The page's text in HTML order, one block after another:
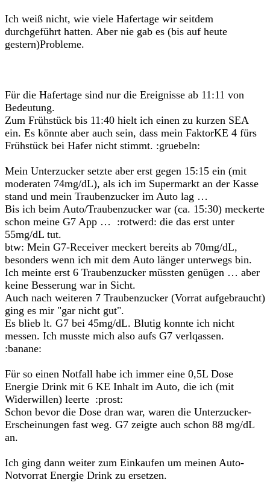
Ich weiß nicht, wie viele Hafertage wir seitdem
durchgeführt hatten. Aber nie gab es (bis auf heute
gestern)Probleme.
Für die Hafertage sind nur die Ereignisse ab 11:11 von
Bedeutung.
Zum Frühstück bis 11:40 hielt ich einen zu kurzen SEA
ein. Es könnte aber auch sein, dass mein FaktorKE 4 fürs
Frühstück bei Hafer nicht stimmt. :gruebeln:
Mein Unterzucker setzte aber erst gegen 15:15 ein (mit
moderaten 74mg/dL), als ich im Supermarkt an der Kasse
stand und mein Traubenzucker im Auto lag …
Bis ich beim Auto/Traubenzucker war (ca. 15:30) meckerte
schon meine G7 App … :rotwerd: die das erst unter
55mg/dL tut.
btw: Mein G7-Receiver meckert bereits ab 70mg/dL,
besonders wenn ich mit dem Auto länger unterwegs bin.
Ich meinte erst 6 Traubenzucker müssten genügen … aber
keine Besserung war in Sicht.
Auch nach weiteren 7 Traubenzucker (Vorrat aufgebraucht)
ging es mir "gar nicht gut".
Es blieb lt. G7 bei 45mg/dL. Blutig konnte ich nicht
messen. Ich musste mich also aufs G7 verlqassen.
:banane:
Für so einen Notfall habe ich immer eine 0,5L Dose
Energie Drink mit 6 KE Inhalt im Auto, die ich (mit
Widerwillen) leerte :prost:
Schon bevor die Dose dran war, waren die Unterzucker-
Erscheinungen fast weg. G7 zeigte auch schon 88 mg/dL
an.
Ich ging dann weiter zum Einkaufen um meinen Auto-
Notvorrat Energie Drink zu ersetzen.